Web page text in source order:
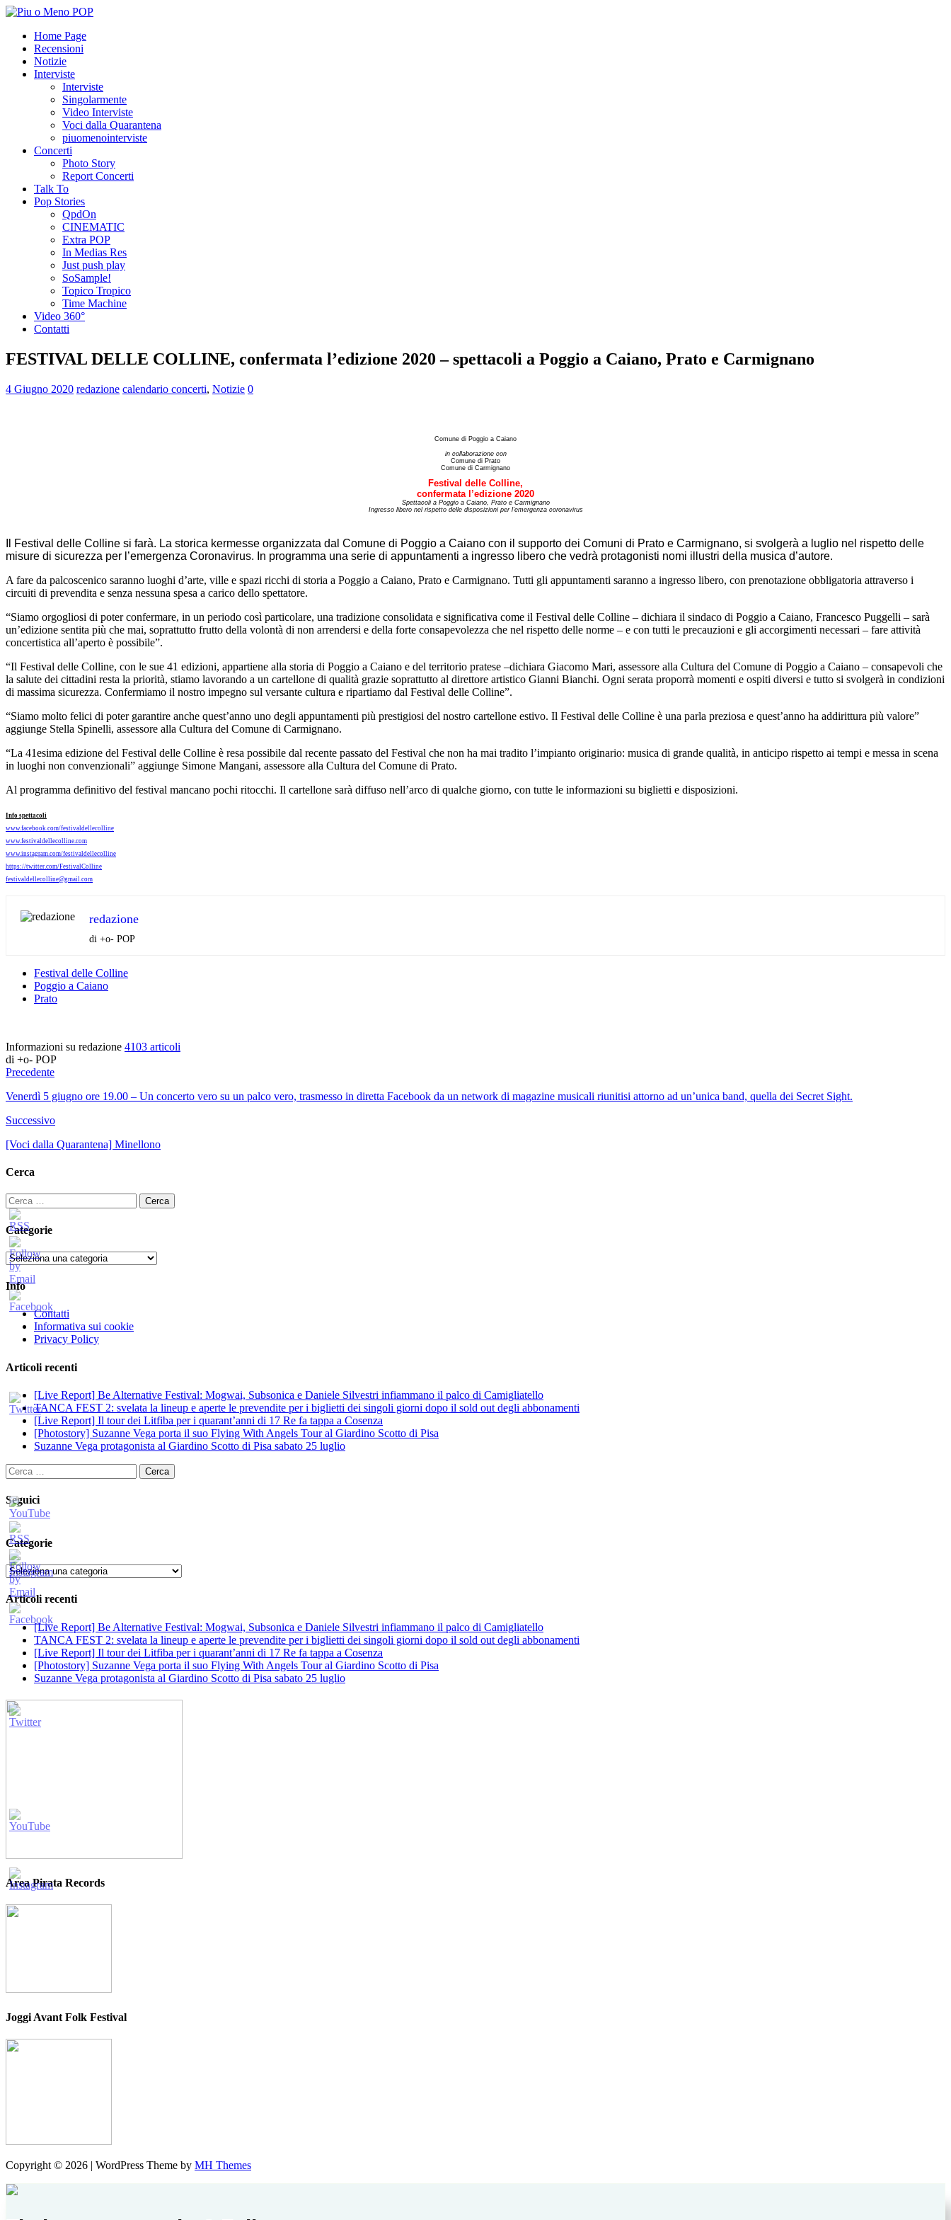
Home Page
Recensioni
Notizie
Interviste
Interviste
Singolarmente
Video Interviste
Voci dalla Quarantena
piuomenointerviste
Concerti
Photo Story
Report Concerti
Talk To
Pop Stories
QpdOn
CINEMATIC
Extra POP
In Medias Res
Just push play
SoSample!
Topico Tropico
Time Machine
Video 360°
Contatti
FESTIVAL DELLE COLLINE, confermata l’edizione 2020 – spettacoli a Poggio a Caiano, Prato e Carmignano
4 Giugno 2020 redazione calendario concerti, Notizie 0
Comune di Poggio a Caiano
in collaborazione con
Comune di Prato
Comune di Carmignano
Festival delle Colline,
confermata l’edizione 2020
Spettacoli a Poggio a Caiano, Prato e Carmignano
Ingresso libero nel rispetto delle disposizioni per l’emergenza coronavirus
Il Festival delle Colline si farà. La storica kermesse organizzata dal Comune di Poggio a Caiano con il supporto dei Comuni di Prato e Carmignano, si svolgerà a luglio nel rispetto delle
misure di sicurezza per l’emergenza Coronavirus. In programma una serie di appuntamenti a ingresso libero che vedrà protagonisti nomi illustri della musica d’autore.
A fare da palcoscenico saranno luoghi d’arte, ville e spazi ricchi di storia a Poggio a Caiano, Prato e Carmignano. Tutti gli appuntamenti saranno a ingresso libero, con prenotazione obbligatoria attraverso i
circuiti di prevendita e senza nessuna spesa a carico dello spettatore.
“Siamo orgogliosi di poter confermare, in un periodo così particolare, una tradizione consolidata e significativa come il Festival delle Colline – dichiara il sindaco di Poggio a Caiano, Francesco Puggelli – sarà
un’edizione sentita più che mai, soprattutto frutto della volontà di non arrendersi e della forte consapevolezza che nel rispetto delle norme – e con tutti le precauzioni e gli accorgimenti necessari – fare attività
concertistica all’aperto è possibile”.
“Il Festival delle Colline, con le sue 41 edizioni, appartiene alla storia di Poggio a Caiano e del territorio pratese –dichiara Giacomo Mari, assessore alla Cultura del Comune di Poggio a Caiano – consapevoli che
la salute dei cittadini resta la priorità, stiamo lavorando a un cartellone di qualità grazie soprattutto al direttore artistico Gianni Bianchi. Ogni serata proporrà momenti e ospiti diversi e tutto si svolgerà in condizioni
di massima sicurezza. Confermiamo il nostro impegno sul versante cultura e ripartiamo dal Festival delle Colline”.
“Siamo molto felici di poter garantire anche quest’anno uno degli appuntamenti più prestigiosi del nostro cartellone estivo. Il Festival delle Colline è una parla preziosa e quest’anno ha addirittura più valore”
aggiunge Stella Spinelli, assessore alla Cultura del Comune di Carmignano.
“La 41esima edizione del Festival delle Colline è resa possibile dal recente passato del Festival che non ha mai tradito l’impianto originario: musica di grande qualità, in anticipo rispetto ai tempi e messa in scena
in luoghi non convenzionali” aggiunge Simone Mangani, assessore alla Cultura del Comune di Prato.
Al programma definitivo del festival mancano pochi ritocchi. Il cartellone sarà diffuso nell’arco di qualche giorno, con tutte le informazioni su biglietti e disposizioni.
Info spettacoli
www.facebook.com/festivaldellecolline
www.festivaldellecolline.com
www.instagram.com/festivaldellecolline
https://twitter.com/FestivalColline
festivaldellecolline@gmail.com
redazione
di +o- POP
Festival delle Colline
Poggio a Caiano
Prato
Informazioni su redazione 4103 articoli
di +o- POP
Precedente
Venerdì 5 giugno ore 19.00 – Un concerto vero su un palco vero, trasmesso in diretta Facebook da un network di magazine musicali riunitisi attorno ad un’unica band, quella dei Secret Sight.
Successivo
[Voci dalla Quarantena] Minellono
Cerca
Ricerca
per:
Categorie
Categorie
Info
Contatti
Informativa sui cookie
Privacy Policy
Articoli recenti
[Live Report] Be Alternative Festival: Mogwai, Subsonica e Daniele Silvestri infiammano il palco di Camigliatello
TANCA FEST 2: svelata la lineup e aperte le prevendite per i biglietti dei singoli giorni dopo il sold out degli abbonamenti
[Live Report] Il tour dei Litfiba per i quarant’anni di 17 Re fa tappa a Cosenza
[Photostory] Suzanne Vega porta il suo Flying With Angels Tour al Giardino Scotto di Pisa
Suzanne Vega protagonista al Giardino Scotto di Pisa sabato 25 luglio
Ricerca
per:
Seguici
Categorie
Categorie
Articoli recenti
[Live Report] Be Alternative Festival: Mogwai, Subsonica e Daniele Silvestri infiammano il palco di Camigliatello
TANCA FEST 2: svelata la lineup e aperte le prevendite per i biglietti dei singoli giorni dopo il sold out degli abbonamenti
[Live Report] Il tour dei Litfiba per i quarant’anni di 17 Re fa tappa a Cosenza
[Photostory] Suzanne Vega porta il suo Flying With Angels Tour al Giardino Scotto di Pisa
Suzanne Vega protagonista al Giardino Scotto di Pisa sabato 25 luglio
Area Pirata Records
Joggi Avant Folk Festival
Copyright © 2026 | WordPress Theme by MH Themes